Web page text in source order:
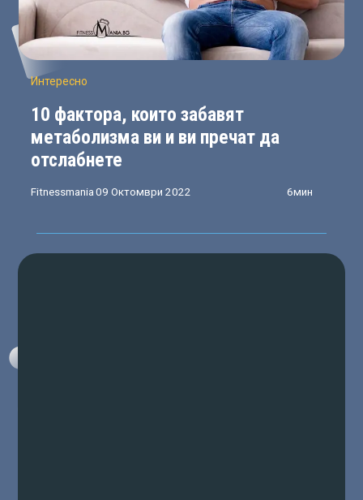
Интересно
10 фактора, които забавят
метаболизма ви и ви пречат да
отслабнете
Fitnessmania 09 Октомври 2022 6мин